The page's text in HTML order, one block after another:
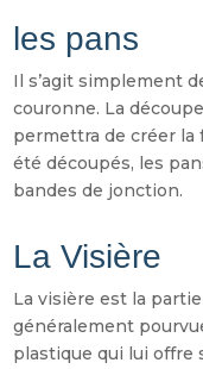
les pans
Il s’agit simplement
couronne. La
permettra de créer la
été découpés, les
bandes de jonction.
La Visière
La visière est la
généralement
plastique qui lui offre